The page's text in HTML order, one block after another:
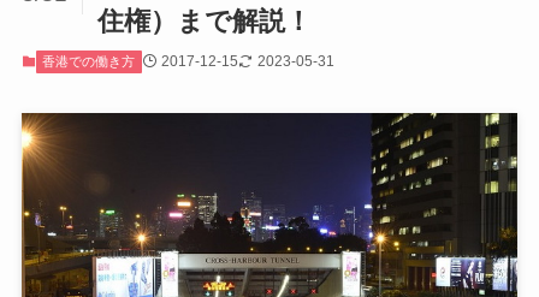
住権）まで解説！
香港での働き方 2017-12-15 2023-05-31